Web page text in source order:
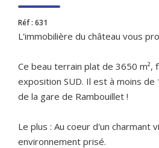
Réf : 631
L'immobilière du château vous
Ce beau terrain plat de 3650 m²,
exposition SUD. Il est à moins
de la gare de Rambouillet !
Le plus : Au coeur d'un charmant
environnement prisé.